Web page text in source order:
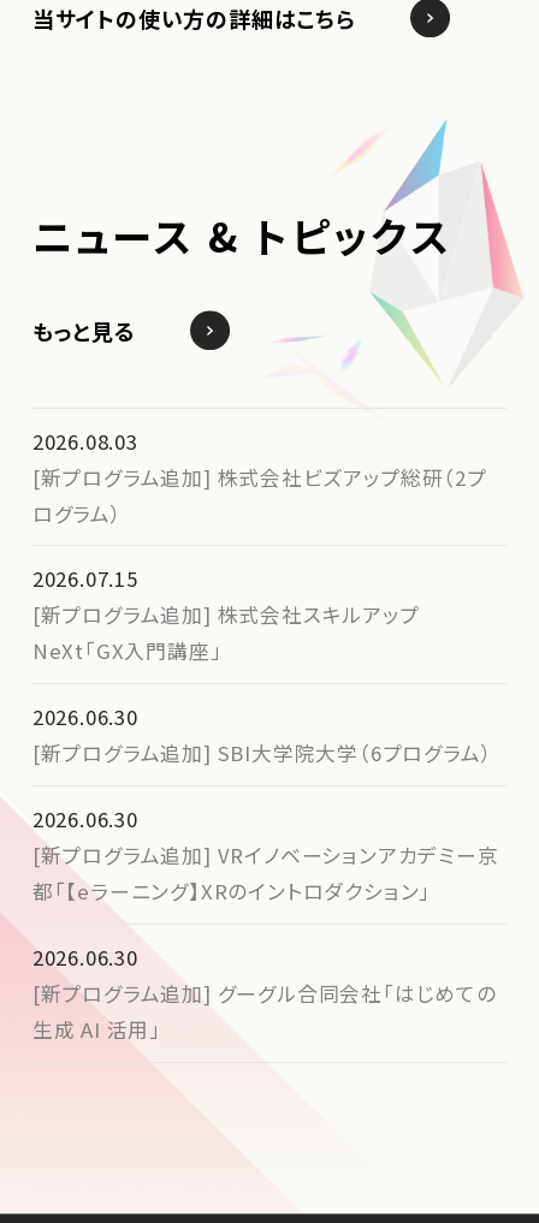
当サイトの使い方の詳細はこちら
ニュース & トピックス
もっと見る
2026.08.03
[新プログラム追加] 株式会社ビズアップ総研（2プ
ログラム）
2026.07.15
[新プログラム追加] 株式会社スキルアップ
NeXt「GX入門講座」
2026.06.30
[新プログラム追加] SBI大学院大学（6プログラム）
2026.06.30
[新プログラム追加] VRイノベーションアカデミー京
都「【eラーニング】XRのイントロダクション」
2026.06.30
[新プログラム追加] グーグル合同会社「はじめての
生成 AI 活用」